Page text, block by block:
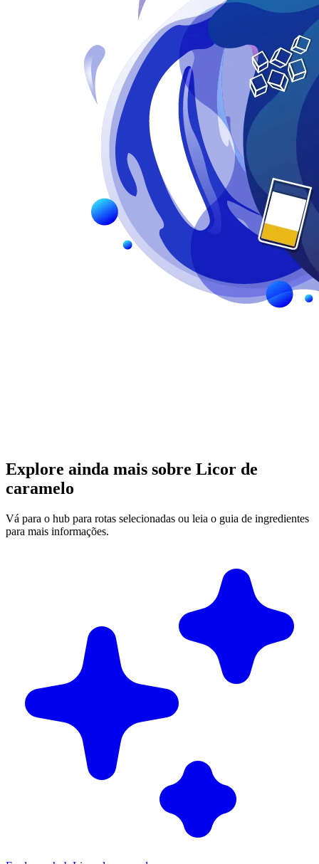
Explore ainda mais sobre Licor de
caramelo
Vá para o hub para rotas selecionadas ou leia o guia de ingredientes
para mais informações.